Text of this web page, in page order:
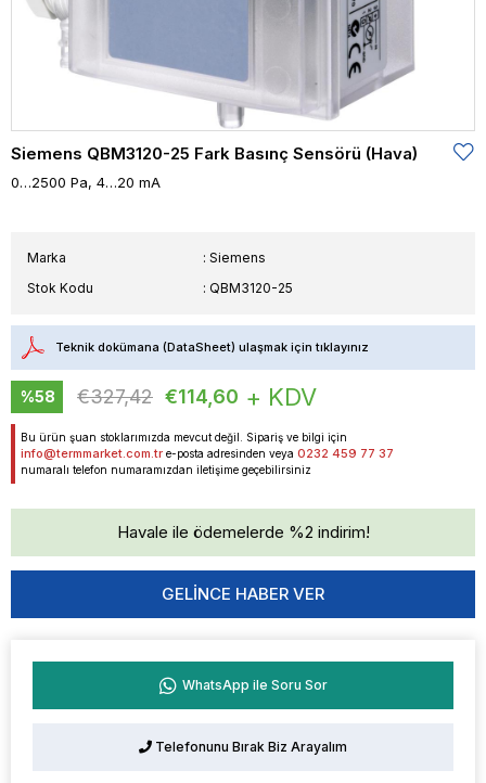
Siemens QBM3120-25 Fark Basınç Sensörü (Hava)
0…2500 Pa, 4…20 mA
Marka : Siemens
Stok Kodu
QBM3120-25
Teknik dokümana (DataSheet) ulaşmak için tıklayınız
%58
İndirim
€327,42 €114,60 + KDV
Bu ürün şuan stoklarımızda mevcut değil. Sipariş ve bilgi için
info@termmarket.com.tr e-posta adresinden veya 0232 459 77 37
numaralı telefon numaramızdan iletişime geçebilirsiniz
Havale ile ödemelerde %2 indirim!
GELINCE HABER VER
WhatsApp ile Soru Sor
Telefonunu Bırak Biz Arayalım